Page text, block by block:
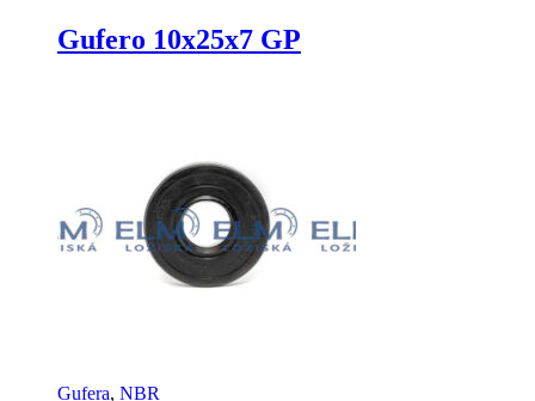
Gufero 10x25x7 GP
Gufera, NBR